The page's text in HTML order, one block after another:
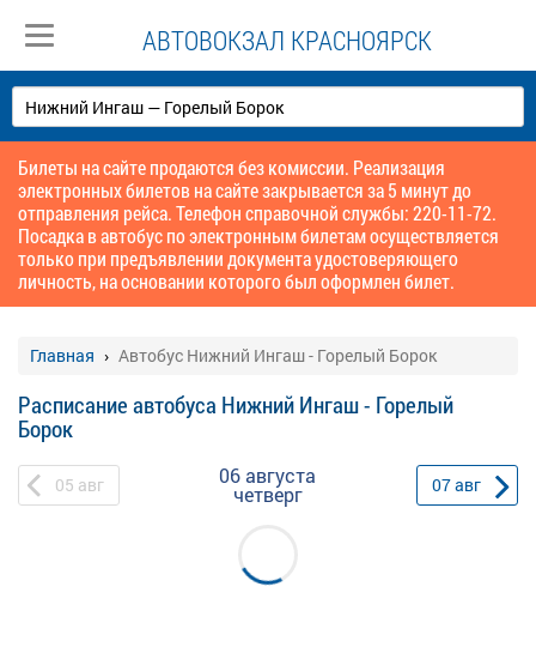
АВТОВОКЗАЛ КРАСНОЯРСК
Билеты на сайте продаются без комиссии. Реализация
электронных билетов на сайте закрывается за 5 минут до
отправления рейса. Телефон справочной службы: 220-11-72.
Посадка в автобус по электронным билетам осуществляется
только при предъявлении документа удостоверяющего
личность, на основании которого был оформлен билет.
Главная Автобус Нижний Ингаш - Горелый Борок
Расписание автобуса Нижний Ингаш - Горелый
Борок
05 авг 06 августа
четверг 07авг